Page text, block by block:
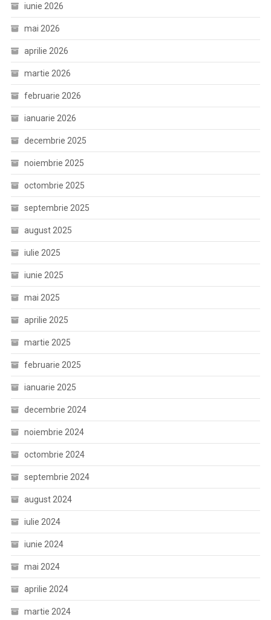
iunie 2026
mai 2026
aprilie 2026
martie 2026
februarie 2026
ianuarie 2026
decembrie 2025
noiembrie 2025
octombrie 2025
septembrie 2025
august 2025
iulie 2025
iunie 2025
mai 2025
aprilie 2025
martie 2025
februarie 2025
ianuarie 2025
decembrie 2024
noiembrie 2024
octombrie 2024
septembrie 2024
august 2024
iulie 2024
iunie 2024
mai 2024
aprilie 2024
martie 2024